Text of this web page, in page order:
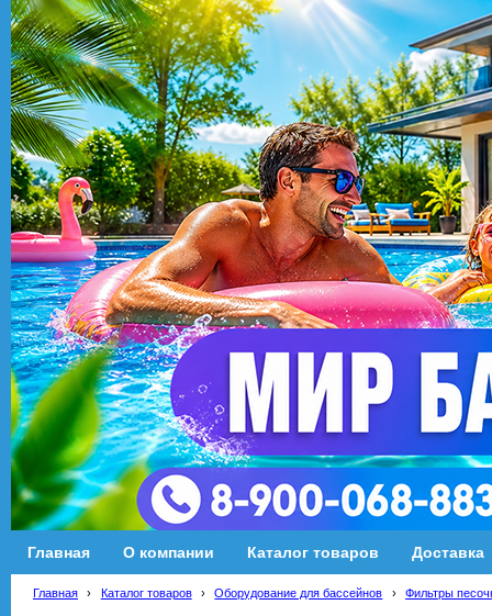
Главная О компании Каталог товаров Доставка
Главная › Каталог товаров › Оборудование для бассейнов › Фильтры